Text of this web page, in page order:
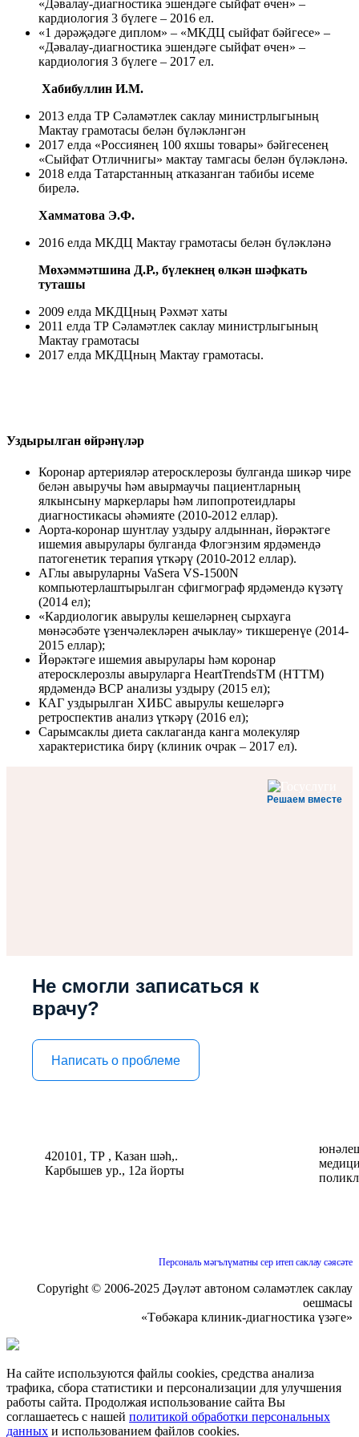
«Дәвалау-диагностика эшендәге сыйфат өчен» –
кардиология 3 бүлеге – 2016 ел.
«1 дәрәҗәдәге диплом» – «МКДЦ сыйфат бәйгесе» –
«Дәвалау-диагностика эшендәге сыйфат өчен» –
кардиология 3 бүлеге – 2017 ел.
Хабибуллин И.М.
2013 елда ТР Сәламәтлек саклау министрлыгының
Мактау грамотасы белән бүләкләнгән
2017 елда «Россиянең 100 яхшы товары» бәйгесенең
«Сыйфат Отличнигы» мактау тамгасы белән бүләкләнә.
2018 елда Татарстанның атказанган табибы исеме
бирелә.
Хамматова Э.Ф.
2016 елда МКДЦ Мактау грамотасы белән бүләкләнә
Мөхәммәтшина Д.Р., бүлекнең өлкән шәфкать
туташы
2009 елда МКДЦның Рәхмәт хаты
2011 елда ТР Сәламәтлек саклау министрлыгының
Мактау грамотасы
2017 елда МКДЦның Мактау грамотасы.
Уздырылган өйрәнүләр
Коронар артерияләр атеросклерозы булганда шикәр чире
белән авыручы һәм авырмаучы пациентларның
ялкынсыну маркерлары һәм липопротеидлары
диагностикасы әһәмияте (2010-2012 еллар).
Аорта-коронар шунтлау уздыру алдыннан, йөрәктәге
ишемия авырулары булганда Флогэнзим ярдәмендә
патогенетик терапия үткәрү (2010-2012 еллар).
АГлы авыруларны VaSera VS-1500N
компьютерлаштырылган сфигмограф ярдәмендә күзәтү
(2014 ел);
«Кардиологик авырулы кешеләрнең сырхауга
мөнәсәбәте үзенчәлекләрен ачыклау» тикшеренүе (2014-
2015 еллар);
Йөрәктәге ишемия авырулары һәм коронар
атеросклерозлы авыруларга HeartTrendsTM (HTTM)
ярдәмендә ВСР анализы уздыру (2015 ел);
КАГ уздырылган ХИБС авырулы кешеләргә
ретроспектив анализ үткәрү (2016 ел);
Сарымсаклы диета саклаганда канга молекуляр
характеристика бирү (клиник очрак – 2017 ел).
Решаем вместе
Не смогли записаться к
врачу?
Написать о проблеме
420101, ТР , Казан шəһ,.
Карбышев ур., 12а йорты
Персональ мəгълүматны сер итеп саклау сəясəте
Copyright © 2006-2025 Дəүлəт автоном сəламəтлек саклау
оешмасы
«Төбəкара клиник-диагностика үзəге»
На сайте используются файлы cookies, средства анализа
трафика, сбора статистики и персонализации для улучшения
работы сайта. Продолжая использование сайта Вы
соглашаетесь с нашей политикой обработки персональных
данных и использованием файлов cookies.